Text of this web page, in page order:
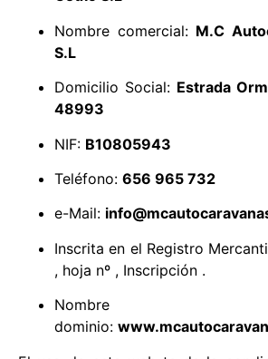
Nombre comercial: M.C
S.L
Domicilio Social: Estrada
48993
NIF: B10805943
Teléfono: 656 965 732
e-Mail:
Inscrita en el Registro
, hoja nº , Inscripción .
dominio: